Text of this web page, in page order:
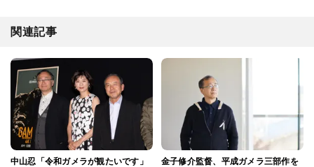
関連記事
中山忍「令和ガメラが観たいです」
金子修介監督、平成ガメラ三部作を